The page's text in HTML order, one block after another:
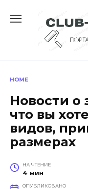
содержанию
HOME
Новости о
что вы
видов,
размерах
НА ЧТЕНИЕ
4 мин
ОПУБЛИКОВАНО